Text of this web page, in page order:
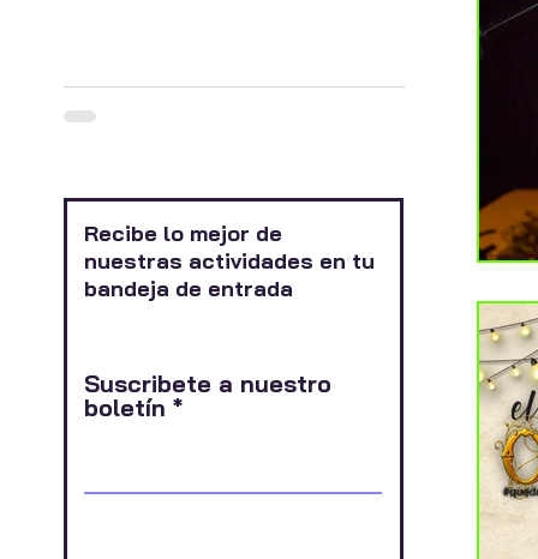
Recibe lo mejor de
nuestras actividades en tu
bandeja de entrada
Suscribete a nuestro
boletín